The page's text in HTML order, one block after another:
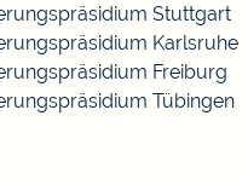
Stuttgart
Karlsruhe
Freiburg
Tübingen